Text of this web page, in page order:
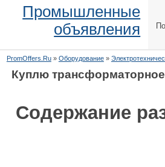
Промышленные
объявления
PromOffers.Ru» Оборудование»
Куплю
Содержание